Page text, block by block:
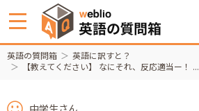
英語の質問箱
英語に訳すと？
【教えてください】 なにそれ、反応適当ー！ ...
中学生さん